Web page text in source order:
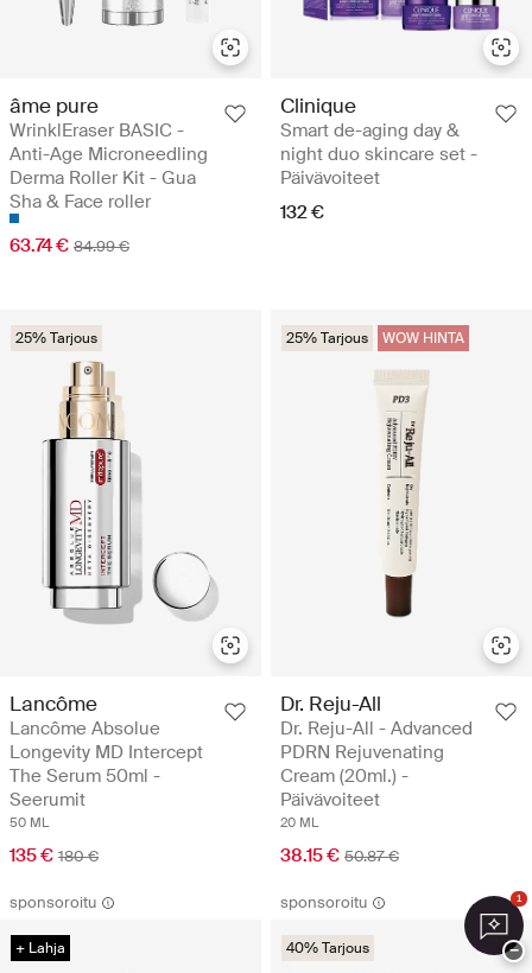
âme pure
WrinklEraser BASIC -
Anti-Age Microneedling
Derma Roller Kit - Gua
Sha & Face roller
63.74 € 84.99 €
Clinique
Smart de-aging day &
night duo skincare set -
Päivävoiteet
132 €
25% Tarjous
Lancôme
Lancôme Absolue
Longevity MD Intercept
The Serum 50ml -
Seerumit
50 ML
135 € 180 €
25% Tarjous WOW HINTA
Dr. Reju-All
Dr. Reju-All - Advanced
PDRN Rejuvenating
Cream (20ml.) -
Päivävoiteet
20 ML
38.15 € 50.87 €
sponsoroitu
+ Lahja
sponsoroitu
40% Tarjous
1
−